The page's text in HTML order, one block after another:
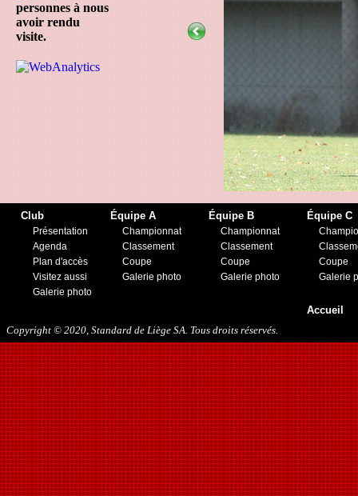
personnes à nous
avoir rendu
visite.
Club
Présentation
Agenda
Plan d'accès
Visitez aussi
Galerie photo
Équipe A
Championnat
Classement
Coupe
Galerie photo
Équipe B
Championnat
Classement
Coupe
Galerie photo
Équipe C
Coupe
Galerie
Accueil
Copyright © 2020, Standard de Liège SA. Tous droits réservés.